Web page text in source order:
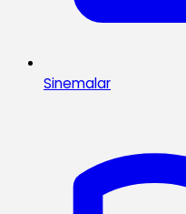
Sinemalar